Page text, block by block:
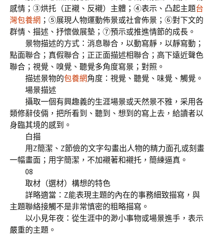
感情；③烘托（正襯、反襯）主體；④表示、凸起主題台
灣包養網 ；⑤展現人物運動佈景或社會佈景；⑥對下文的
群情、描述、抒懷做展墊；⑦預示或推進情節的成長。
景物描述的方式：消息聯合，以動寫靜，以靜寫動；
點面聯合；真假聯合；正正面描述相聯合；高下遠近聲色
聯合；視覺、嗅覺、聽覺多角度寫景；對照。
描述景物的包養網角度：視覺、聽覺、味覺、觸覺。
場景描述
攝取一個有興趣義的生涯場景或天然景不雅，采用各
類修辭伎倆，把所看到、聽到、想到的寫上去，給讀者以
身臨其境的感到。
白描
用Z簡潔、Z節儉的文字勾畫出人物的精力面孔或刻畫
一幅畫面；用字簡潔，不加襯著和襯托，簡練逼真。
08
取材（選材）構想的特色
詳略適當：Z能表現主題的內在的事務細致描寫，與
主題聯絡接觸不是非常慎密的粗略描寫。
以小見年夜：從生涯中的渺小事物或場景進手，表示
嚴重的主題。